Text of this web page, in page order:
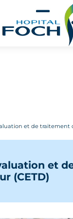
et de traitement
et
(CETD)